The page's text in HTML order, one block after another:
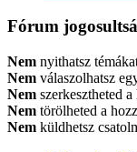
Fórum
Nem nyithatsz
Nem válaszolhatsz
Nem szerkesztheted
Nem törölheted a
Nem küldhetsz